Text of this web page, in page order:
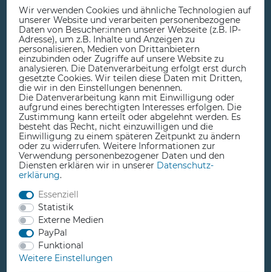
Beratung, Service & Ladengeschäft
+49 3923 610050
Wir verwenden Cookies und ähnliche Technologien auf
unserer Website und verarbeiten personenbezogene
Daten von Besucher:innen unserer Webseite (z.B. IP-
Adresse), um z.B. Inhalte und Anzeigen zu
personalisieren, Medien von Drittanbietern
einzubinden oder Zugriffe auf unsere Website zu
analysieren. Die Datenverarbeitung erfolgt erst durch
gesetzte Cookies. Wir teilen diese Daten mit Dritten,
die wir in den Einstellungen benennen.
Die Datenverarbeitung kann mit Einwilligung oder
aufgrund eines berechtigten Interesses erfolgen. Die
Zustimmung kann erteilt oder abgelehnt werden. Es
besteht das Recht, nicht einzuwilligen und die
Einwilligung zu einem späteren Zeitpunkt zu ändern
oder zu widerrufen. Weitere Informationen zur
Verwendung personenbezogener Daten und den
Diensten erklären wir in unserer Daten­schutz­
erklärung.
Essenziell
Statistik
Externe Medien
PayPal
Funktional
Weitere Einstellungen